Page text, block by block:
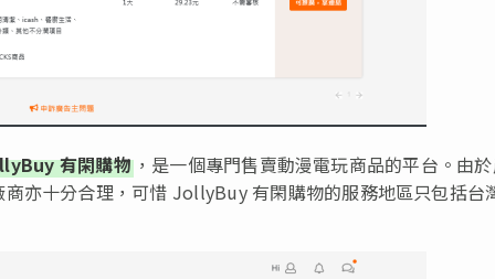
有閑購物，是一個專門售賣動漫電玩商品的平台。由
亦十分合理，可惜 JollyBuy 有閑購物的服務地區只包括台